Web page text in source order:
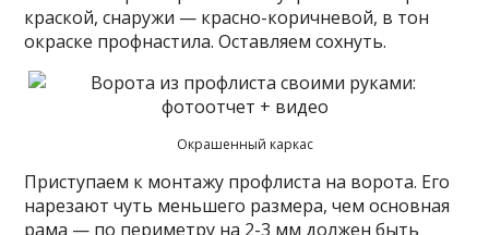
краской, снаружи — красно-коричневой, в тон
окраске профнастила. Оставляем сохнуть.
Окрашенный каркас
Приступаем к монтажу профлиста на ворота. Его
нарезают чуть меньшего размера, чем основная
рама — по периметру на 2-3 мм должен быть